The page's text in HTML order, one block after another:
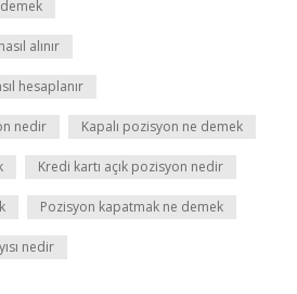
alınır
hesaplanır
nedir Kapalı pozisyon ne demek
Kredi kartı açık pozisyon nedir
Pozisyon kapatmak ne demek
nedir